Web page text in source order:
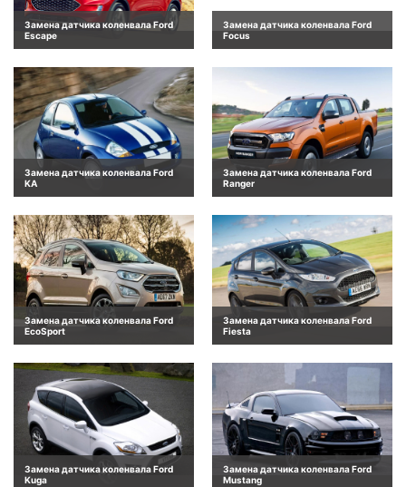
Замена датчика коленвала Ford
Escape
Замена датчика коленвала Ford
Focus
Замена датчика коленвала Ford
KA
Замена датчика коленвала Ford
Ranger
Замена датчика коленвала Ford
EcoSport
Замена датчика коленвала Ford
Fiesta
Замена датчика коленвала Ford
Kuga
Замена датчика коленвала Ford
Mustang